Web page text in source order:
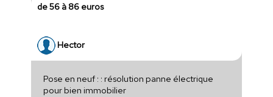
de 56 à 86 euros
Hector
Pose en neuf : : résolution panne électrique
pour bien immobilier